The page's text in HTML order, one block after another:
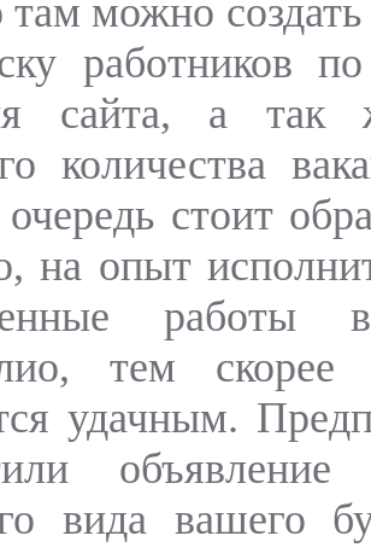
можно создать
работников
сайта, а так
количества
стоит
на опыт
тем
удачным.
вида вашего